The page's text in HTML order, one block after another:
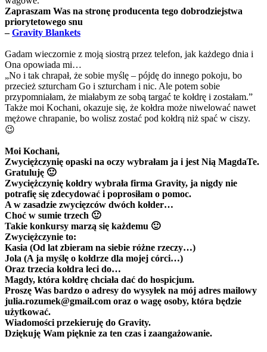
Zapraszam Was na stronę producenta tego dobrodziejstwa
priorytetowego snu
–Gravity Blankets
Gadam wieczornie z moją siostrą przez telefon, jak każdego dnia i
Ona opowiada mi…
„No i tak chrapał, że sobie myślę – pójdę do innego pokoju, bo
przecież szturcham Go i szturcham i nic. Ale potem sobie
przypomniałam, że miałabym ze sobą targać te kołdrę i zostałam.”
Także moi Kochani, okazuje się, że kołdra może niwelować nawet
mężowe chrapanie, bo wolisz zostać pod kołdrą niż spać w ciszy.
😉
Moi Kochani,
Zwyciężczynię opaski na oczy wybrałam ja i jest Nią MagdaTe.
Gratuluję 🙂
Zwyciężczynię kołdry wybrała firma Gravity, ja nigdy nie
potrafię się zdecydować i poprosiłam o pomoc.
A w zasadzie zwycięzców dwóch kołder…
Choć w sumie trzech 🙂
Takie konkursy marzą się każdemu 🙂
Zwyciężczynie to:
Kasia (Od lat zbieram na siebie różne rzeczy…)
Jola (A ja myślę o kołdrze dla mojej córci…)
Oraz trzecia kołdra leci do…
Magdy, która kołdrę chciała dać do hospicjum.
Proszę Was bardzo o adresy do wysyłek na mój adres mailowy
julia.rozumek@gmail.com oraz o wagę osoby, która będzie
użytkować.
Wiadomości przekieruję do Gravity.
Dziękuję Wam pięknie za ten czas i zaangażowanie.